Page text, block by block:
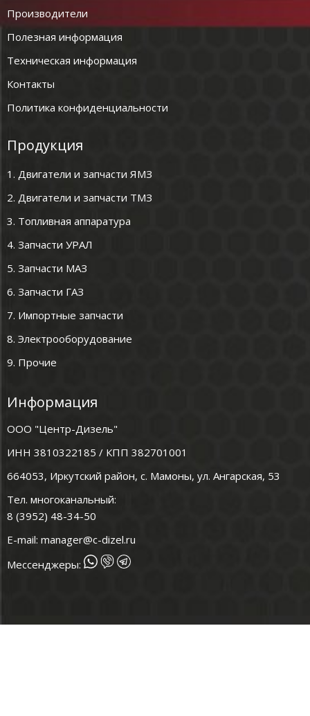
Производители
Полезная информация
Техническая информация
Контакты
Политика конфиденциальности
Продукция
1. Двигатели и запчасти ЯМЗ
2. Двигатели и запчасти ТМЗ
3. Топливная аппаратура
4. Запчасти УРАЛ
5. Запчасти МАЗ
6. Запчасти ГАЗ
7. Импортные запчасти
8. Электрооборудование
9. Прочие
Информация
ООО "Центр-Дизель"
ИНН 3810322185 / КПП 382701001
664053, Иркутский район, с. Мамоны, ул. Ангарская, 53
Тел. многоканальный:
8 (3952) 48-34-50
E-mail: manager@c-dizel.ru
Мессенджеры: